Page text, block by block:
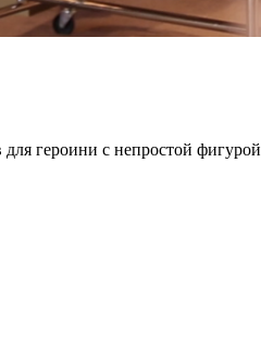
героини с непростой фигурой